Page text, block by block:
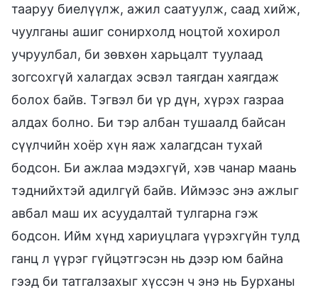
тааруу биелүүлж, ажил саатуулж, саад хийж,
чуулганы ашиг сонирхолд ноцтой хохирол
учруулбал, би зөвхөн харьцалт туулаад
зогсохгүй халагдах эсвэл таягдан хаягдаж
болох байв. Тэгвэл би үр дүн, хүрэх газраа
алдах болно. Би тэр албан тушаалд байсан
сүүлчийн хоёр хүн яаж халагдсан тухай
бодсон. Би ажлаа мэдэхгүй, хэв чанар маань
тэднийхтэй адилгүй байв. Иймээс энэ ажлыг
авбал маш их асуудалтай тулгарна гэж
бодсон. Ийм хүнд хариуцлага үүрэхгүйн тулд
ганц л үүрэг гүйцэтгэсэн нь дээр юм байна
гээд би татгалзахыг хүссэн ч энэ нь Бурханы